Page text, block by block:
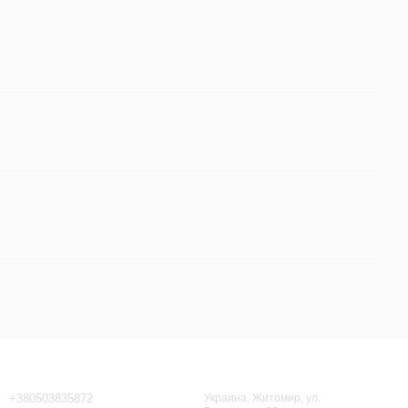
+380503835872
Украина, Житомир, ул.